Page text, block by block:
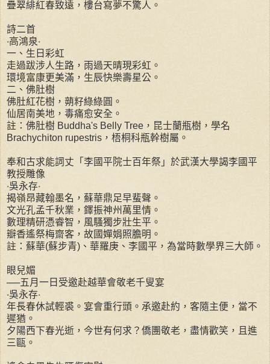
疊翠緋紅春致遠，樓台寫夢不驚人。
詩二首
‧高鴻泉‧
一、生日彩虹
走過跋涉人生路，雨過天晴現彩虹。
環境富康更美滿，生辰快樂壽星公。
二、佛肚樹
佛肚紅花樹，蒴籽綠綠圓。
仙居南美地，毒痛愈安全。
註：佛肚樹 Buddha's Belly Tree，昆士蘭瓶樹，學名
Brachychiton rupestris，梧桐科瓶幹樹屬。
奉和古求能詞丈「李國平院士百年祭」於武漢大學謁李國平
教授雕像
‧吳永存‧
揭嶺昂藏翰墨名，蘇華鼎足早蜚聲。
文光孔孟千秋業，鐸振神州萬里情。
數理精研憑睿智，風騷獨步壯生平。
瓣香遙祭梅齋客，故國嬋娟照膽明。
註：蘇華(蘇步青)、華羅庚、李國平，為當時數學界三大師。
眼兒媚
──五月一日受邀赴越華會敬老千叟宴
‧吳永存‧
年長春休試輕裘。宴會重行頭。承邀赴約，客隨主便，當不
遲猶。
夕陽西下春光逝，今世有何求？僑團敬老，盡情歡笑，且進
三甌。